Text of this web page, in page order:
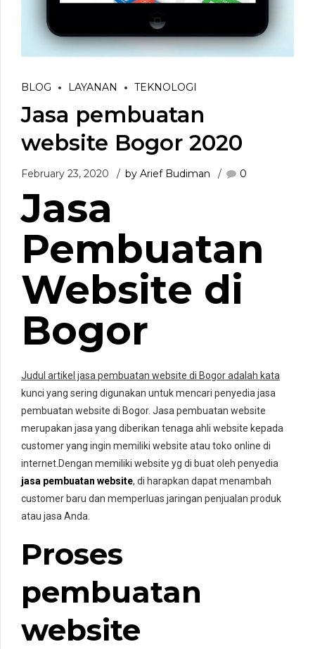
BLOG LAYANAN TEKNOLOGI
Jasa pembuatan
website Bogor 2020
February 23, 2020 by Arief Budiman 0
Jasa
Pembuatan
Website di
Bogor
Judul artikel jasa pembuatan website di Bogor adalah kata
kunci yang sering digunakan untuk mencari penyedia jasa
pembuatan website di Bogor. Jasa pembuatan website
merupakan jasa yang diberikan tenaga ahli website kepada
customer yang ingin memiliki website atau toko online di
internet.Dengan memiliki website yg di buat oleh penyedia
jasa pembuatan website, di harapkan dapat menambah
customer baru dan memperluas jaringan penjualan produk
atau jasa Anda.
Proses
pembuatan
website